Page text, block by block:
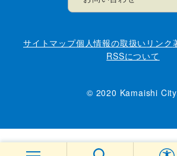
サイトマップ個人情報の取扱い リンク
RSSについて
© 2020 Kamaishi